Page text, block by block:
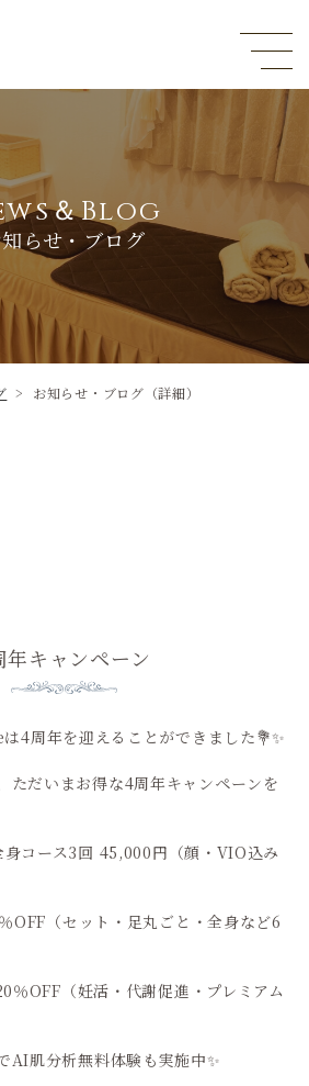
＆Blog
らせ・ブログ
> お知らせ・ブログ（詳細）
年キャンペーン
4周年を迎えることができました💐✨
ただいまお得な4周年キャンペーンを
身コース3回 45,000円（顔・VIO込み
OFF（セット・足丸ごと・全身など6
％OFF（妊活・代謝促進・プレミアム
AI肌分析無料体験も実施中✨